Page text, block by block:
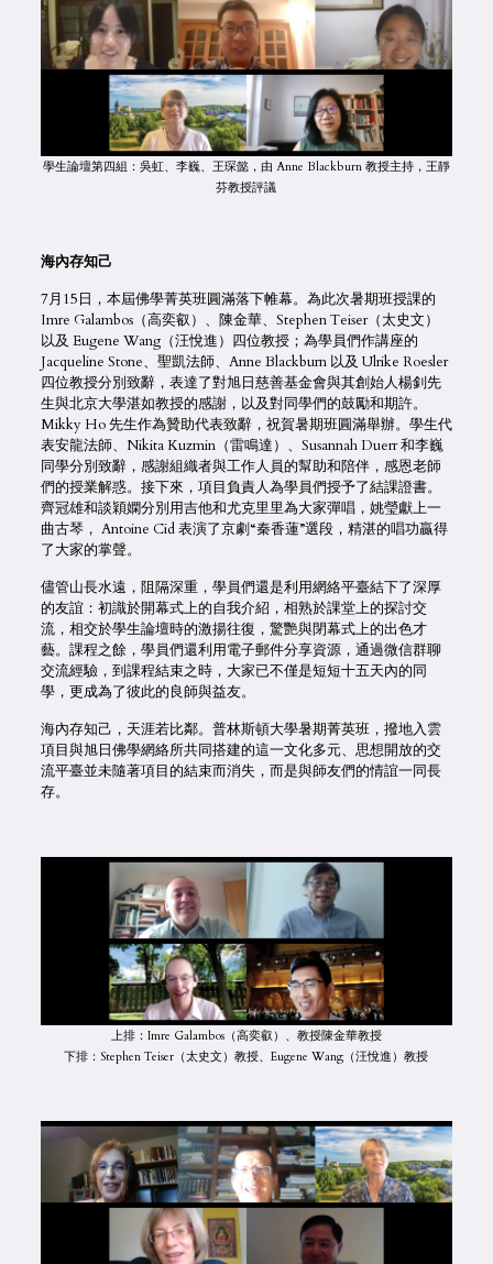
學生論壇第四組：吳虹、李巍、王琛懿，由 Anne Blackburn 教授主持，王靜
芬教授評議
海內存知己
7月15日，本屆佛學菁英班圓滿落下帷幕。為此次暑期班授課的
Imre Galambos（高奕叡）、陳金華、Stephen Teiser（太史文）
以及 Eugene Wang（汪悅進）四位教授；為學員們作講座的
Jacqueline Stone、聖凱法師、Anne Blackburn 以及 Ulrike Roesler
四位教授分別致辭，表達了對旭日慈善基金會與其創始人楊釗先
生與北京大學湛如教授的感謝，以及對同學們的鼓勵和期許。
Mikky Ho 先生作為贊助代表致辭，祝賀暑期班圓滿舉辦。學生代
表安龍法師、Nikita Kuzmin（雷鳴達）、Susannah Duerr 和李巍
同學分別致辭，感謝組織者與工作人員的幫助和陪伴，感恩老師
們的授業解惑。接下來，項目負責人為學員們授予了結課證書。
齊冠雄和談穎嫻分別用吉他和尤克里里為大家彈唱，姚瑩獻上一
曲古琴， Antoine Cid 表演了京劇“秦香蓮”選段，精湛的唱功贏得
了大家的掌聲。
儘管山長水遠，阻隔深重，學員們還是利用網絡平臺結下了深厚
的友誼：初識於開幕式上的自我介紹，相熟於課堂上的探討交
流，相交於學生論壇時的激揚往復，驚艷與閉幕式上的出色才
藝。課程之餘，學員們還利用電子郵件分享資源，通過微信群聊
交流經驗，到課程結束之時，大家已不僅是短短十五天內的同
學，更成為了彼此的良師與益友。
海內存知己，天涯若比鄰。普林斯頓大學暑期菁英班，撥地入雲
項目與旭日佛學網絡所共同搭建的這一文化多元、思想開放的交
流平臺並未隨著項目的結束而消失，而是與師友們的情誼一同長
存。
上排：Imre Galambos（高奕叡）、教授陳金華教授
下排：Stephen Teiser（太史文）教授、Eugene Wang（汪悅進）教授